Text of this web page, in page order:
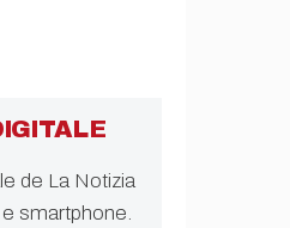
de La Notizia
smartphone.